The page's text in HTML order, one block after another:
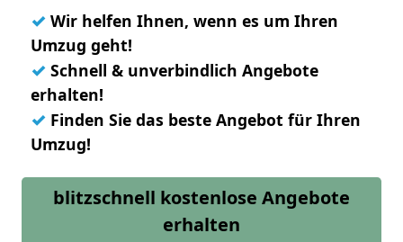
✓ Wir helfen Ihnen, wenn es um Ihren
Umzug geht!
✓ Schnell & unverbindlich Angebote
erhalten!
✓ Finden Sie das beste Angebot für Ihren
Umzug!
blitzschnell kostenlose Angebote
erhalten